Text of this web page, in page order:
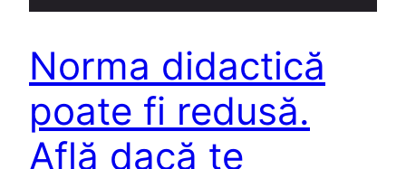
Norma didactică
poate fi redusă.
Află dacă te